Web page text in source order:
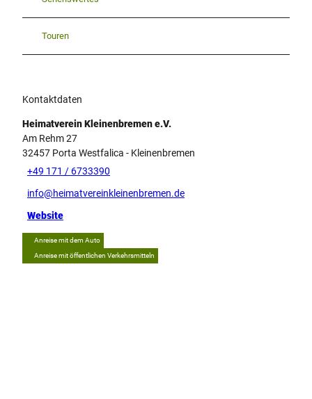
Touren
Kontaktdaten
Heimatverein Kleinenbremen e.V.
Am Rehm 27
32457 Porta Westfalica - Kleinenbremen
+49 171 / 6733390
info@heimatvereinkleinenbremen.de
Website
Anreise mit dem Auto
Anreise mit öffentlichen Verkehrsmitteln